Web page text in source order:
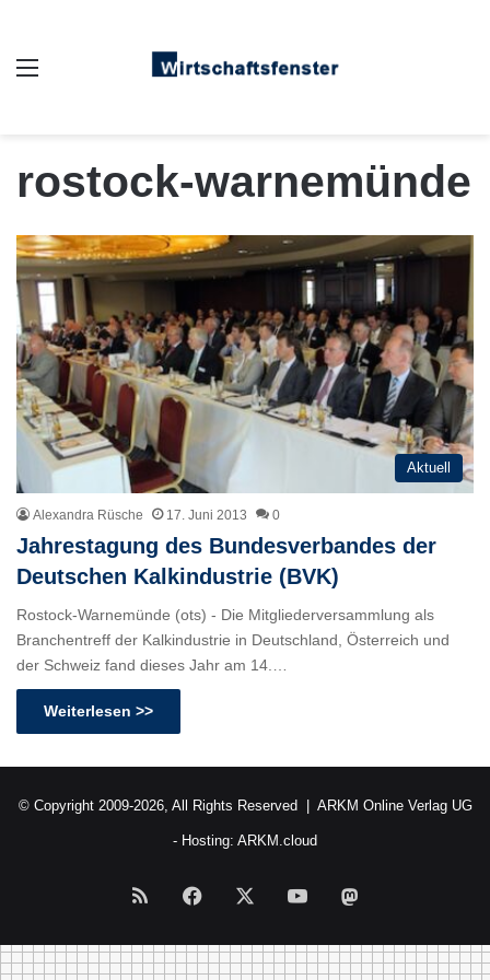
rostock-warnemünde
Aktuell
Alexandra Rüsche 17. Juni 2013 0
Jahrestagung des Bundesverbandes der
Deutschen Kalkindustrie (BVK)
Rostock-Warnemünde (ots) - Die Mitgliederversammlung als
Branchentreff der Kalkindustrie in Deutschland, Österreich und
der Schweiz fand dieses Jahr am 14.…
Weiterlesen >>
© Copyright 2009-2026, All Rights Reserved | ARKM Online Verlag UG
- Hosting: ARKM.cloud
RSS Facebook YouTube